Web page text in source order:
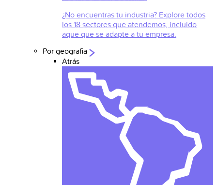
¿No encuentras tu industria? Explore todos
los 18 sectores que atendemos, incluido
aque que se adapte a tu empresa.
Por geografia
Atrás